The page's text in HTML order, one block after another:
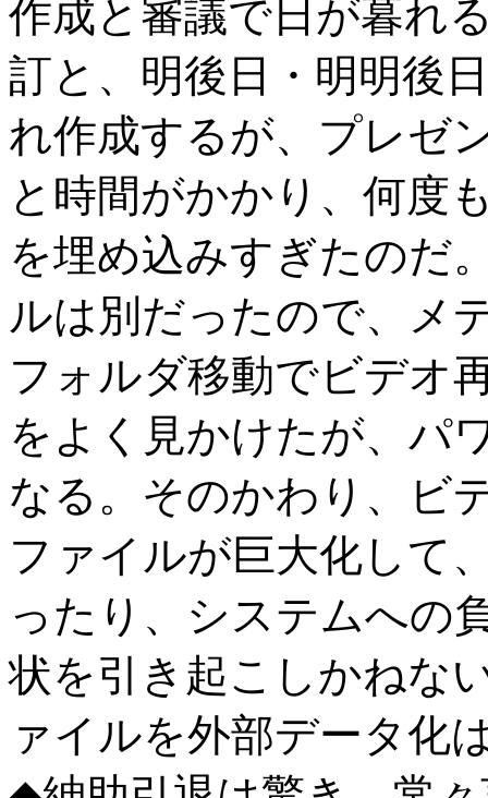
作成と審議で日が暮れ
訂と、明後日・明明後
れ作成するが、プレゼ
と時間がかかり、何度
を埋め込みすぎたのだ
ルは別だったので、メ
フォルダ移動でビデオ
をよく見かけたが、パ
なる。そのかわり、ビ
ファイルが巨大化して
ったり、システムへの
状を引き起こしかねな
ァイルを外部データ化